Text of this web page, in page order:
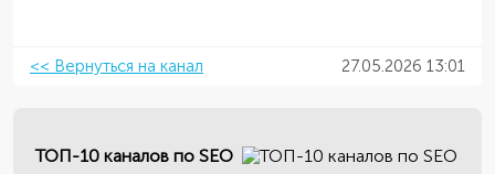
<< Вернуться на канал 27.05.2026 13:01
ТОП-10 каналов по SEO